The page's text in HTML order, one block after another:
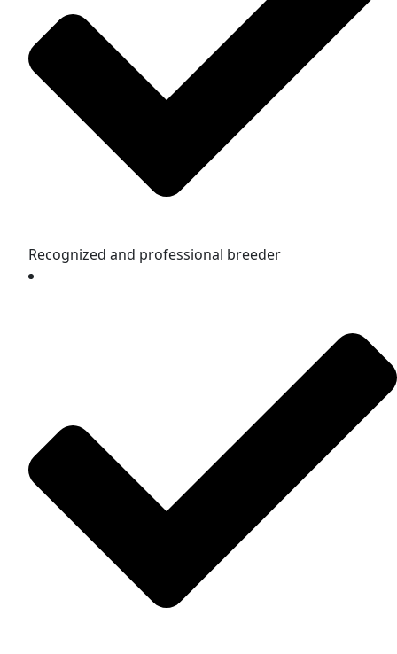
Recognized and professional breeder